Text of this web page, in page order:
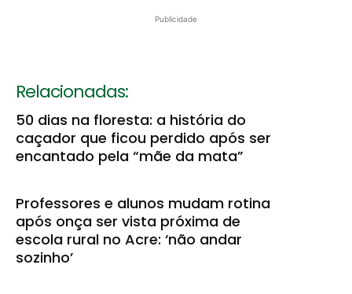
Publicidade
Relacionadas:
50 dias na floresta: a história do
caçador que ficou perdido após ser
encantado pela “mãe da mata”
Professores e alunos mudam rotina
após onça ser vista próxima de
escola rural no Acre: ‘não andar
sozinho’